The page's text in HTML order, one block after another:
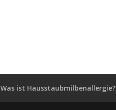
Was ist Hausstaubmilbenallergie?